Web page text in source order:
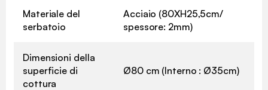
Materiale del
serbatoio
Acciaio (80XH25,5cm/
spessore: 2mm)
Dimensioni della
superficie di
cottura
Ø80 cm (Interno : Ø35cm)